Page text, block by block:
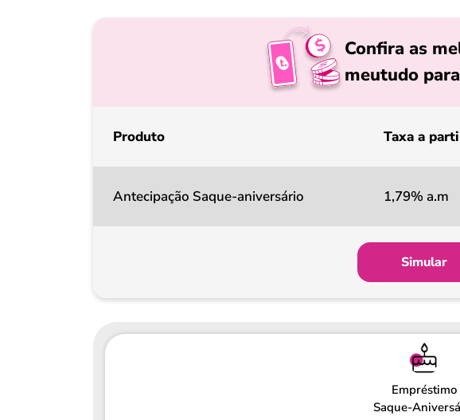
Confira as
meutudo
Produto Taxa a
Antecipação Saque-aniversário 1,79% a.m
Simular
Empréstimo
Saque-